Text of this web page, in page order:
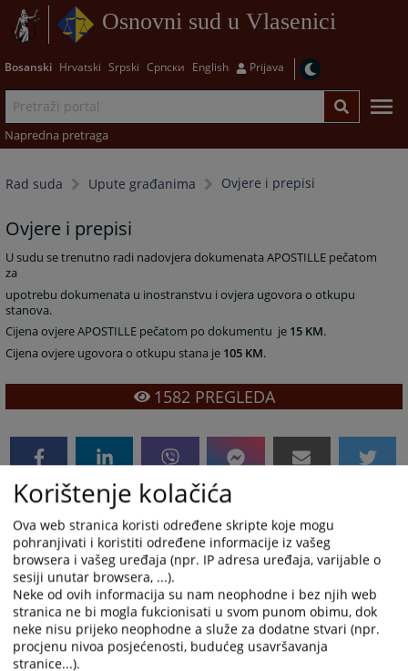
Osnovni sud u Vlasenici
Bosanski Hrvatski Srpski Српски English Prijava
Napredna pretraga
Rad suda Upute građanima Ovjere i prepisi
Ovjere i prepisi
U sudu se trenutno radi nadovjera dokumenata APOSTILLE pečatom
za
upotrebu dokumenata u inostranstvu i ovjera ugovora o otkupu
stanova.
Cijena ovjere APOSTILLE pečatom po dokumentu je 15 KM.
Cijena ovjere ugovora o otkupu stana je 105 KM.
1582 PREGLEDA
Korištenje kolačića
Ova web stranica koristi određene skripte koje mogu
pohranjivati i koristiti određene informacije iz vašeg
browsera i vašeg uređaja (npr. IP adresa uređaja, varijable o
sesiji unutar browsera, ...).
Neke od ovih informacija su nam neophodne i bez njih web
stranica ne bi mogla fukcionisati u svom punom obimu, dok
neke nisu prijeko neophodne a služe za dodatne stvari (npr.
procjenu nivoa posjećenosti, budućeg usavršavanja
stranice...).